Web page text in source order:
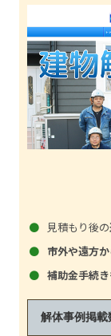
見積もり後の
市外や遠方
補助金手続
解体事例掲載